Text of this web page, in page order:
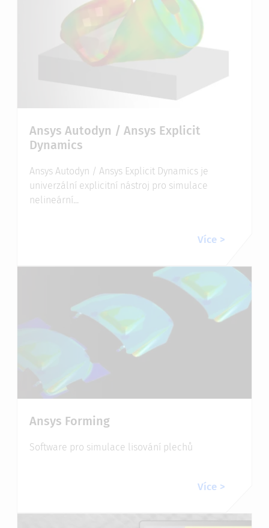
Ansys Autodyn / Ansys Explicit
Dynamics
Ansys Autodyn / Ansys Explicit Dynamics je
univerzální explicitní nástroj pro simulace
nelineární...
Více
Ansys Forming
Software pro simulace lisování plechů
Více